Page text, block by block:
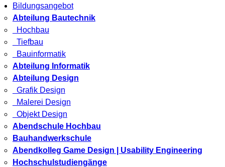
Bildungsangebot
Abteilung Bautechnik
Hochbau
Tiefbau
Bauinformatik
Abteilung Informatik
Abteilung Design
Grafik Design
Malerei Design
Objekt Design
Abendschule Hochbau
Bauhandwerkschule
Abendkolleg Game Design | Usability Engineering
Hochschulstudiengänge